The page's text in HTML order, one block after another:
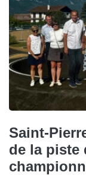
Saint-
de la piste